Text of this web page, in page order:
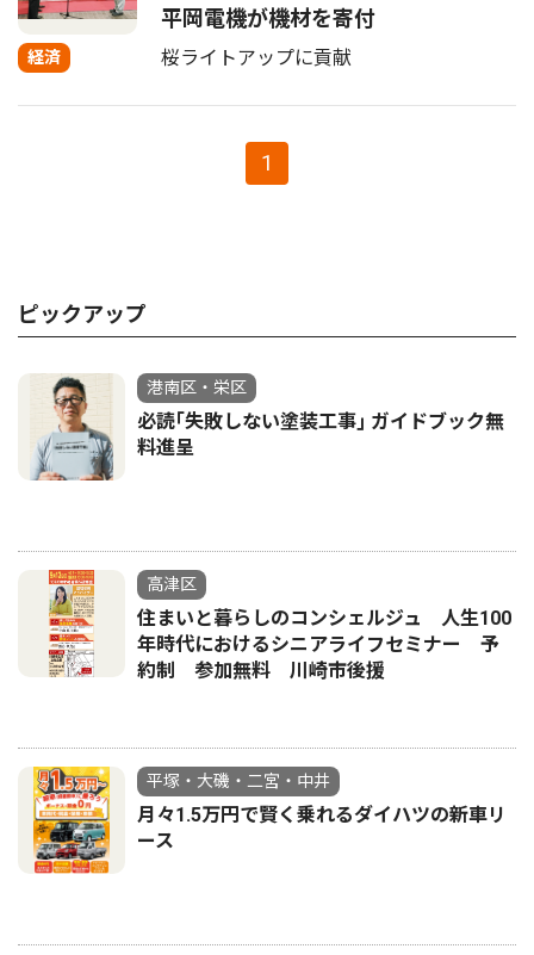
経済
平岡電機が機材を寄付
桜ライトアップに貢献
1
ピックアップ
港南区・栄区
必読｢失敗しない塗装工事｣ ガイドブック無
料進呈
高津区
住まいと暮らしのコンシェルジュ 人生100
年時代におけるシニアライフセミナー 予
約制 参加無料 川崎市後援
平塚・大磯・二宮・中井
月々1.5万円で賢く乗れるダイハツの新車リ
ース